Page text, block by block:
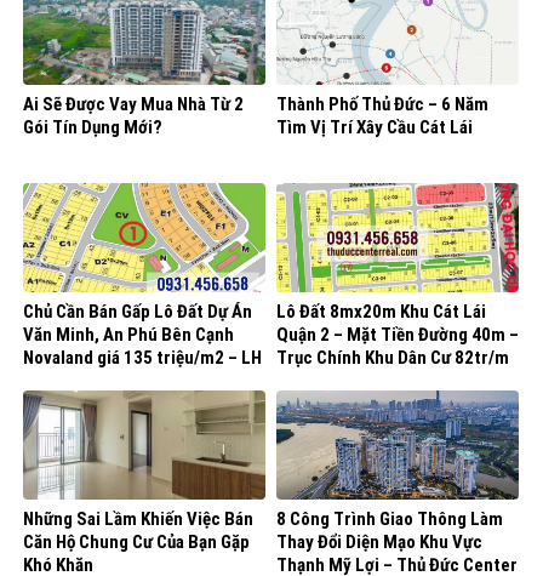
Ai Sẽ Được Vay Mua Nhà Từ 2
Gói Tín Dụng Mới?
Thành Phố Thủ Đức – 6 Năm
Tìm Vị Trí Xây Cầu Cát Lái
Chủ Cần Bán Gấp Lô Đất Dự Án
Văn Minh, An Phú Bên Cạnh
Novaland giá 135 triệu/m2 – LH
Lô Đất 8mx20m Khu Cát Lái
Quận 2 – Mặt Tiền Đường 40m –
Trục Chính Khu Dân Cư 82tr/m
Những Sai Lầm Khiến Việc Bán
Căn Hộ Chung Cư Của Bạn Gặp
Khó Khăn
8 Công Trình Giao Thông Làm
Thay Đổi Diện Mạo Khu Vực
Thạnh Mỹ Lợi – Thủ Đức Center